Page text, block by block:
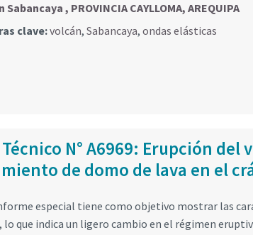
Sabancaya , PROVINCIA CAYLLOMA, AREQUIPA
clave:volcán, Sabancaya, ondas elásticas
N° A6969: Erupción del
de domo de lava en el
especial tiene como objetivo mostrar las
lo que indica un ligero cambio en el régimen